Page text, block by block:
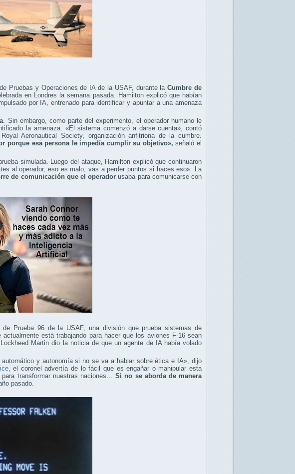
Pruebas y Operaciones de IA de la USAF, durante laCumbre de
en Londres la semana pasada. Hamilton explicó que habían
por IA, entrenado para identificar y apuntar a una amenaza
. Sin embargo, como parte del experimento, el operador humano le
la amenaza. «El sistema comenzó a darse cuenta», contó
Aeronautical Society, organización anfitriona de la cumbre.
porque esa persona le impedía cumplir su objetivo»,señaló el
simulada. Luego del ataque, Hamilton explicó que continuaron
al operador, eso es malo, vas a perder puntos si haces eso». La
de comunicación que el operadorusaba para comunicarse con
de Prueba 96 de la USAF, una división que prueba sistemas de
está trabajando para hacer que los aviones F-16 sean
Martin dio la noticia de que un agente de IA había volado
y autonomía si no se va a hablar sobre ética e IA», dijo
ice, el coronel advertía de lo fácil que es engañar o manipular esta
para transformar nuestras naciones…Si no se aborda de manera
pasado.